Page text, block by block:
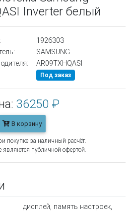
Inverter белый
1926303
SAMSUNG
AR09TXHQASI
Под заказ
36250 ₽
В корзину
покупке за наличный расчёт.
являются публичной офертой.
дисплей, память настроек,